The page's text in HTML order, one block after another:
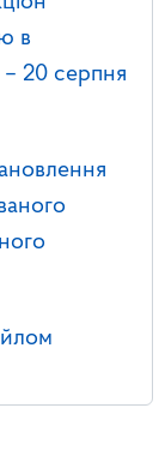
в
– 20 серпня